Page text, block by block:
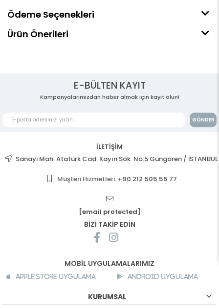
Ödeme Seçenekleri
Ürün Önerileri
E-BÜLTEN KAYIT
Kampanyalarımızdan haber almak için kayıt olun!
GÖNDER
İLETİŞİM
Sanayi Mah. Atatürk Cad. Kayın Sok. No:5 Güngören / İSTANBUL
Müşteri Hizmetleri: +90 212 505 55 77
[email protected]
BİZİ TAKİP EDİN
MOBİL UYGULAMALARIMIZ
Apple Store Uygulama Android Uygulama
KURUMSAL